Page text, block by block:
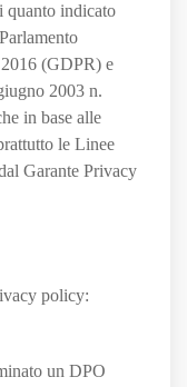
quanto indicato
(GDPR) e
2003 n.
in base alle
le Linee
Garante Privacy
policy:
un DPO